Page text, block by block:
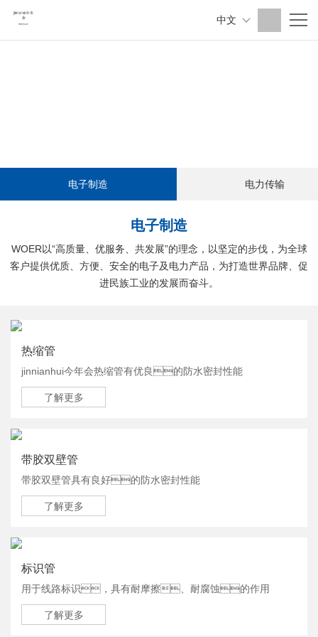
中文
电子制造 电力传输
电子制造
WOER以“高质量、优服务、共发展”的理念，以坚定的步伐，为全球
客户提供优质、方便、安全的电子及电力产品，为打造世界品牌、促
进民族工业的发展而奋斗。
热缩管
jinnianhui今年会热缩管有优良的防水密封性能
了解更多
带胶双壁管
带胶双壁管具有良好的防水密封性能
了解更多
标识管
用于线路标识，具有耐摩擦、耐腐蚀的作用
了解更多